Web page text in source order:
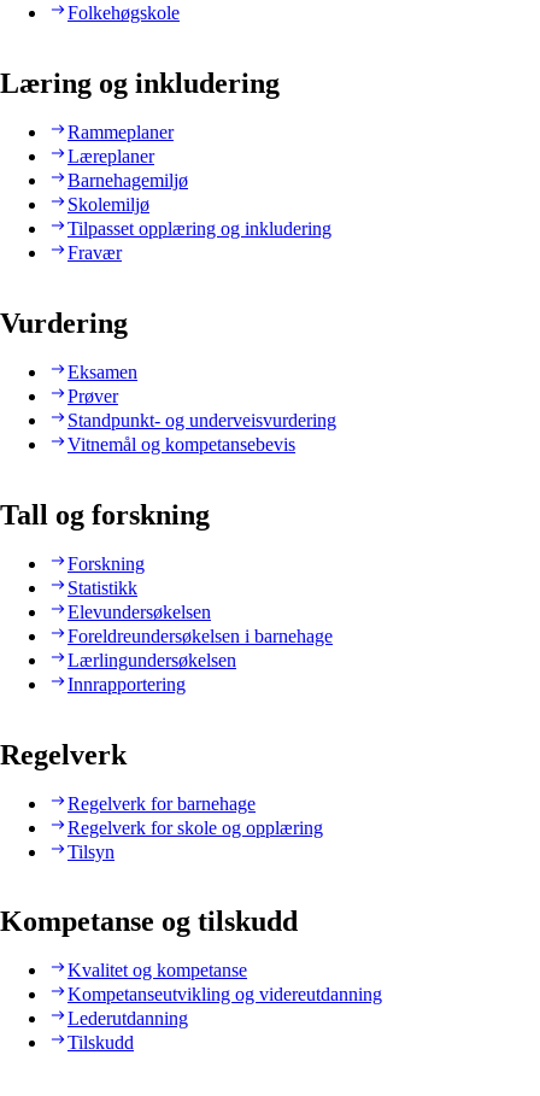
Folkehøgskole
Læring og inkludering
Rammeplaner
Læreplaner
Barnehagemiljø
Skolemiljø
Tilpasset opplæring og inkludering
Fravær
Vurdering
Eksamen
Prøver
Standpunkt- og underveisvurdering
Vitnemål og kompetansebevis
Tall og forskning
Forskning
Statistikk
Elevundersøkelsen
Foreldreundersøkelsen i barnehage
Lærlingundersøkelsen
Innrapportering
Regelverk
Regelverk for barnehage
Regelverk for skole og opplæring
Tilsyn
Kompetanse og tilskudd
Kvalitet og kompetanse
Kompetanseutvikling og videreutdanning
Lederutdanning
Tilskudd